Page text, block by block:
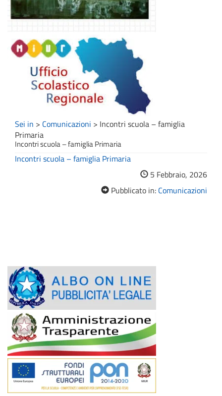
Sei in > Comunicazioni > Incontri scuola – famiglia
Primaria
Incontri scuola – famiglia Primaria
Incontri scuola – famiglia Primaria
5 Febbraio, 2026
Pubblicato in: Comunicazioni